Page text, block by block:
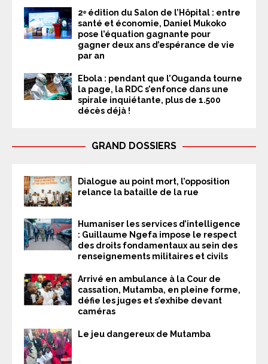
2ᵉ édition du Salon de l’Hôpital : entre
santé et économie, Daniel Mukoko
pose l’équation gagnante pour
gagner deux ans d’espérance de vie
par an
Ebola : pendant que l’Ouganda tourne
la page, la RDC s’enfonce dans une
spirale inquiétante, plus de 1.500
décès déjà !
GRAND DOSSIERS
Dialogue au point mort, l’opposition
relance la bataille de la rue
Humaniser les services d’intelligence
: Guillaume Ngefa impose le respect
des droits fondamentaux au sein des
renseignements militaires et civils
Arrivé en ambulance à la Cour de
cassation, Mutamba, en pleine forme,
défie les juges et s’exhibe devant
caméras
Le jeu dangereux de Mutamba